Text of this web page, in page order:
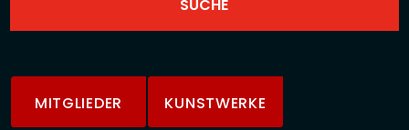
MITGLIEDER KUNSTWERKE